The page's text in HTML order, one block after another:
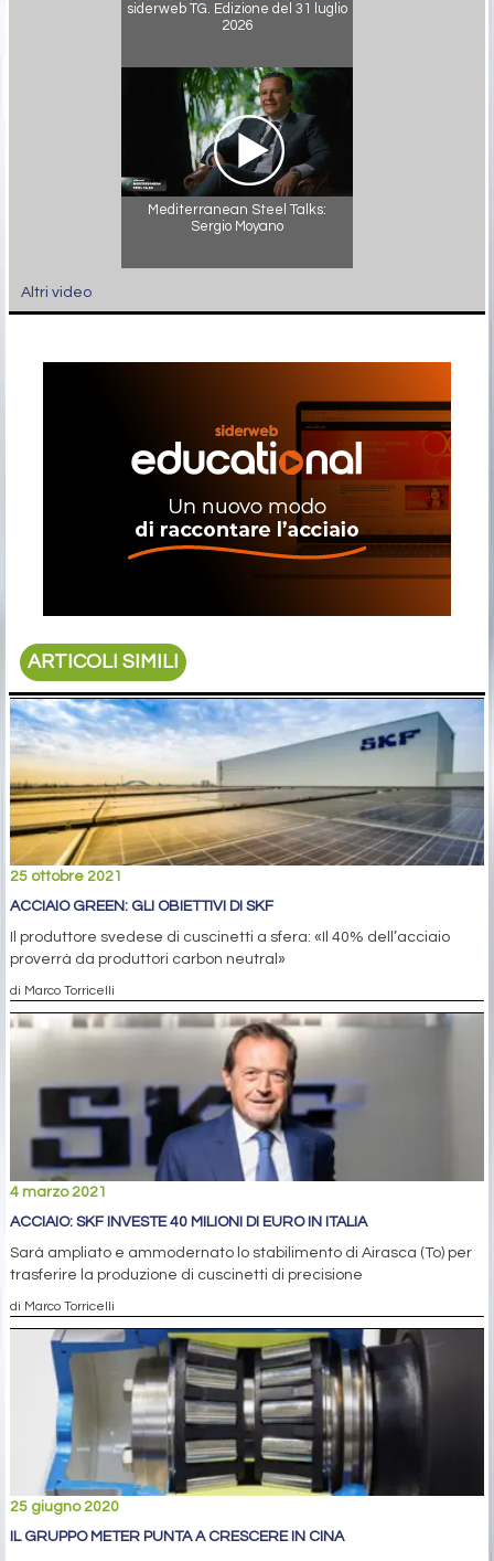
siderweb TG. Edizione del 31 luglio
2026
Mediterranean Steel Talks:
Sergio Moyano
Altri video
ARTICOLI SIMILI
25 ottobre 2021
ACCIAIO GREEN: GLI OBIETTIVI DI SKF
Il produttore svedese di cuscinetti a sfera: «Il 40% dell’acciaio
proverrà da produttori carbon neutral»
di Marco Torricelli
4 marzo 2021
ACCIAIO: SKF INVESTE 40 MILIONI DI EURO IN ITALIA
Sarà ampliato e ammodernato lo stabilimento di Airasca (To) per
trasferire la produzione di cuscinetti di precisione
di Marco Torricelli
25 giugno 2020
IL GRUPPO METER PUNTA A CRESCERE IN CINA